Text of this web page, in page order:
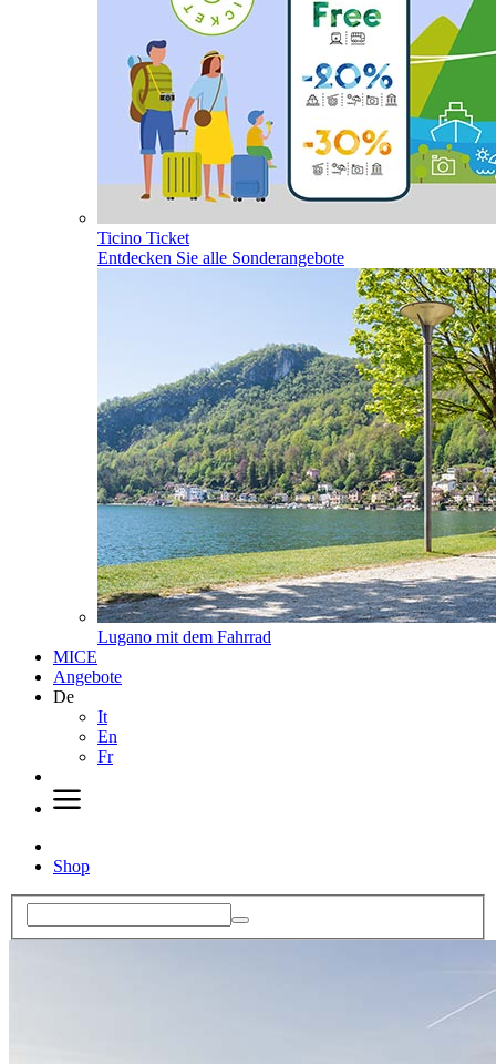
Ticino Ticket
Entdecken Sie alle Sonderangebote
Lugano mit dem Fahrrad
MICE
Angebote
De
It
En
Fr
Shop